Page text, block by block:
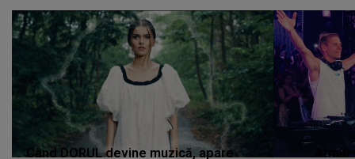
Când DORUL devine muzică, apare